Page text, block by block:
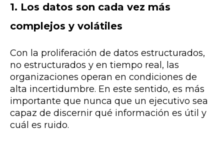
1. Los datos son cada vez más
complejos y volátiles
Con la proliferación de datos estructurados,
no estructurados y en tiempo real, las
organizaciones operan en condiciones de
alta incertidumbre. En este sentido, es más
importante que nunca que un ejecutivo sea
capaz de discernir qué información es útil y
cuál es ruido.